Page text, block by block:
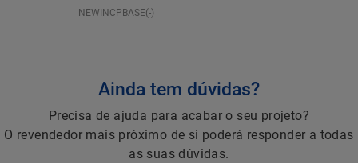
NEWINCPBASE(-)
Ainda tem dúvidas?
Precisa de ajuda para acabar o seu projeto?
O revendedor mais próximo de si poderá responder a todas
as suas dúvidas.